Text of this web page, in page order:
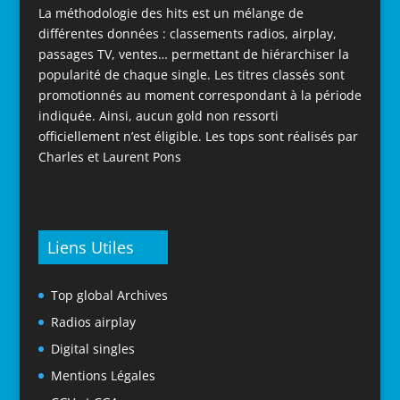
La méthodologie des hits est un mélange de
différentes données : classements radios, airplay,
passages TV, ventes… permettant de hiérarchiser la
popularité de chaque single. Les titres classés sont
promotionnés au moment correspondant à la période
indiquée. Ainsi, aucun gold non ressorti
officiellement n’est éligible. Les tops sont réalisés par
Charles et Laurent Pons
Liens Utiles
Top global Archives
Radios airplay
Digital singles
Mentions Légales